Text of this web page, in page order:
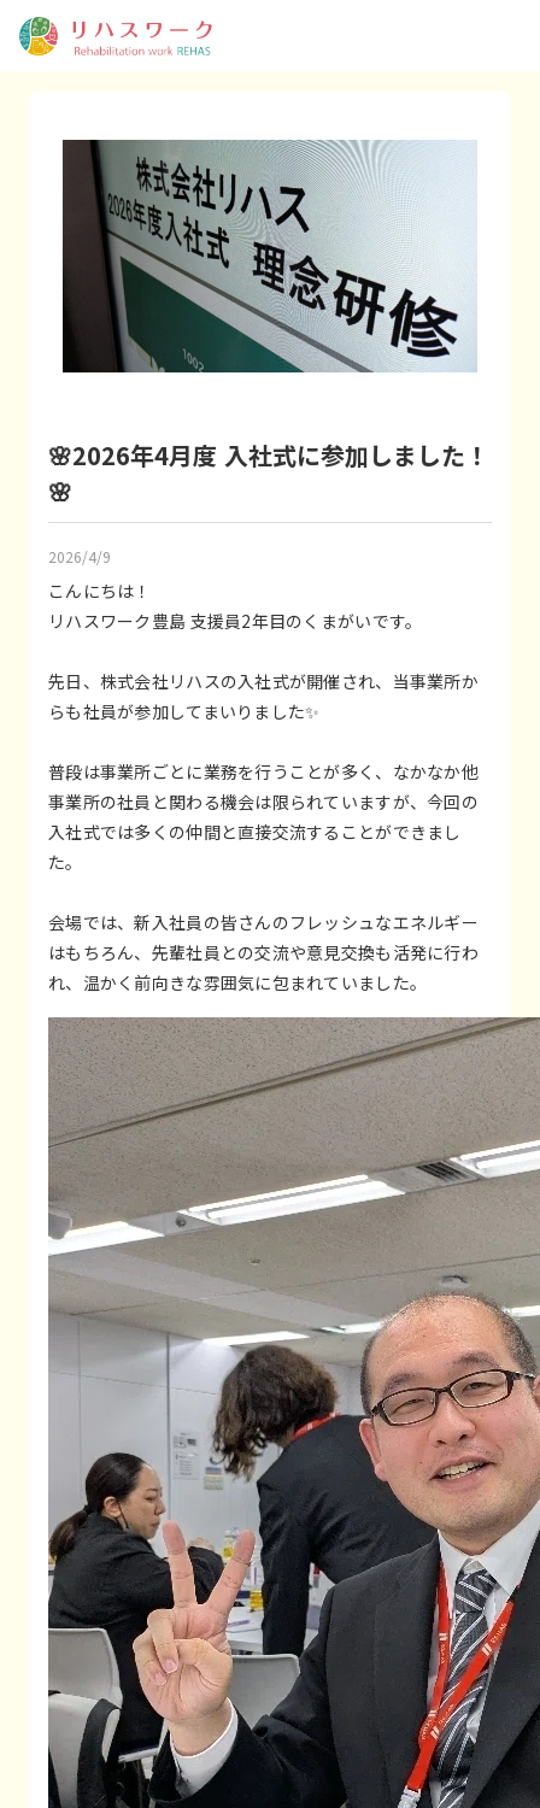
🌸2026年4月度 入社式に参加しました！
🌸
2026/4/9
こんにちは！
リハスワーク豊島 支援員2年目のくまがいです。
先日、株式会社リハスの入社式が開催され、当事業所か
らも社員が参加してまいりました✨
普段は事業所ごとに業務を行うことが多く、なかなか他
事業所の社員と関わる機会は限られていますが、今回の
入社式では多くの仲間と直接交流することができまし
た。
会場では、新入社員の皆さんのフレッシュなエネルギー
はもちろん、先輩社員との交流や意見交換も活発に行わ
れ、温かく前向きな雰囲気に包まれていました。